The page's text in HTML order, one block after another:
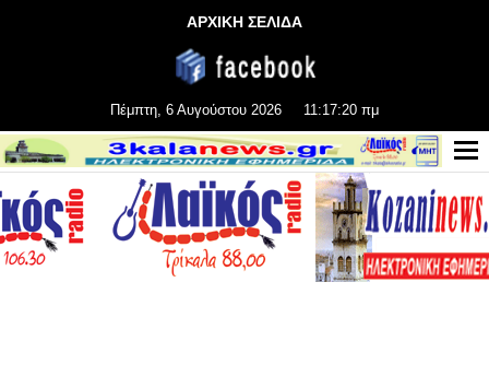
ΑΡΧΙΚΗ ΣΕΛΙΔΑ
Πέμπτη, 6 Αυγούστου 2026 11:17:20 πμ